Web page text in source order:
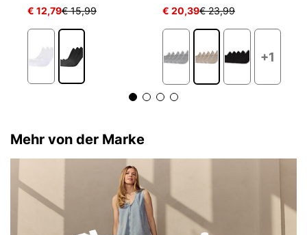
€ 12,79€ 15,99 € 20,39€ 23,99
+1
Mehr von der Marke